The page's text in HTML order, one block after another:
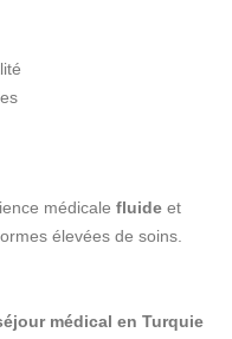
médicale fluide et
élevées de soins.
médical en Turquie